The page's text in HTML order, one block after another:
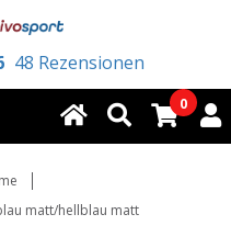
48 Rezensionen
0
matt/hellblau matt